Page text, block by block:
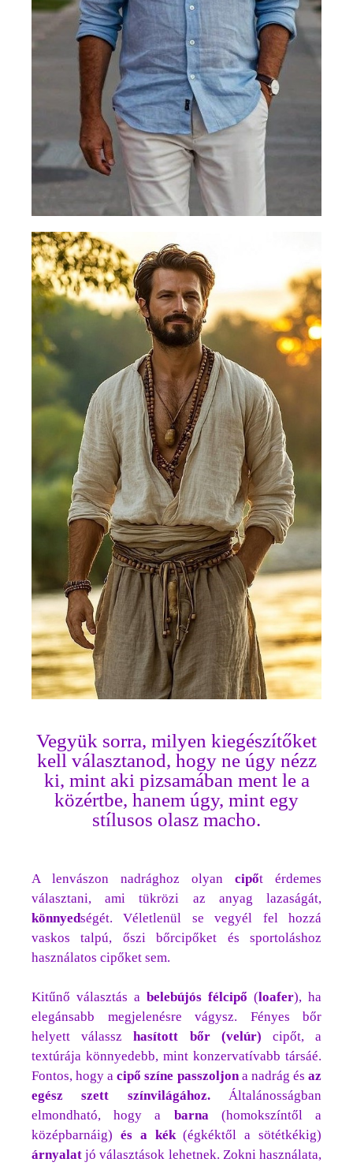
Vegyük sorra, milyen kiegészítőket
kell választanod, hogy ne úgy nézz
ki, mint aki pizsamában ment le a
közértbe, hanem úgy, mint egy
stílusos olasz macho.
A lenvászon nadrághoz olyan cipőt érdemes
választani, ami tükrözi az anyag lazaságát,
könnyedségét. Véletlenül se vegyél fel hozzá
vaskos talpú, őszi bőrcipőket és sportoláshoz
használatos cipőket sem.
Kitűnő választás a belebújós félcipő (loafer), ha
elegánsabb megjelenésre vágysz. Fényes bőr
helyett válasszhasított bőr (velúr) cipőt, a
textúrája könnyedebb, mint konzervatívabb társáé.
Fontos, hogy acipő színe passzoljona nadrág ésaz
egész szett színvilágához.Általánosságban
elmondható, hogy a barna (homokszíntől a
középbarnáig) és a kék(égkéktől a sötétkékig)
árnyalatjó választások lehetnek. Zokni használata,